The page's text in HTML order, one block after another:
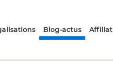
Blog-actus